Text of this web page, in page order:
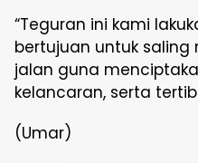
“Teguran ini kami
bertujuan untuk
jalan guna
kelancaran, serta
(Umar)